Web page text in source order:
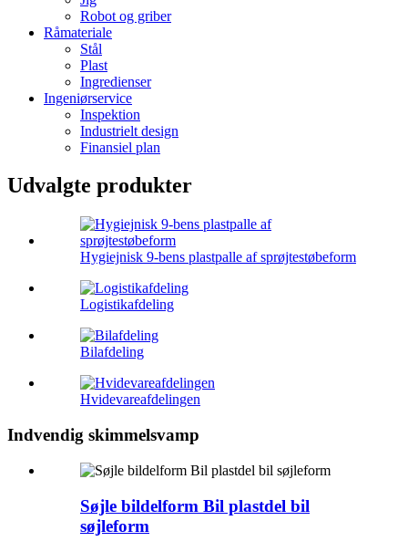
Robot og griber
Råmateriale
Stål
Plast
Ingredienser
Ingeniørservice
Inspektion
Industrielt design
Finansiel plan
Udvalgte produkter
Hygiejnisk 9-bens plastpalle af sprøjtestøbeform
Logistikafdeling
Bilafdeling
Hvidevareafdelingen
Indvendig skimmelsvamp
Søjle bildelform Bil plastdel bil
søjleform